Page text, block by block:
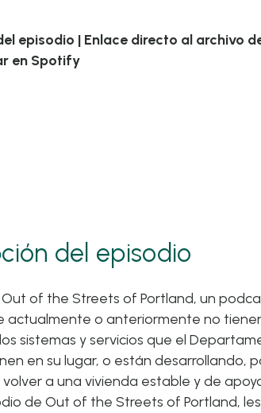
episodio | Enlace directo al archivo
en Spotify
del episodio
of the Streets of Portland, un
actualmente o anteriormente no
sistemas y servicios que el
en su lugar, o están desarrollando,
a una vivienda estable y de
de Out of the Streets of Portland,